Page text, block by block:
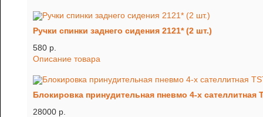
Ручки спинки заднего сидения 2121* (2 шт.)
580 p.
Описание товара
Блокировка принудительная пневмо 4-х
28000 p.